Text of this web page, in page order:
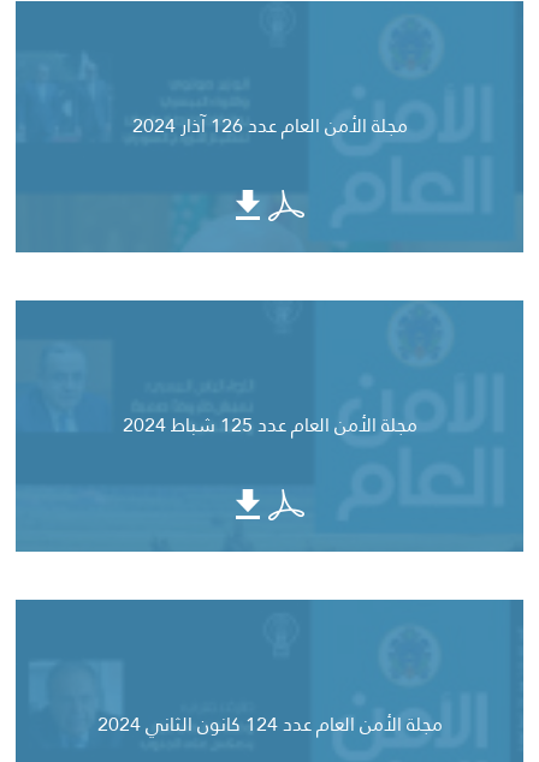
مجلة الأمن العام عدد 126 آذار 2024
مجلة الأمن العام عدد 125 شباط 2024
مجلة الأمن العام عدد 124 كانون الثاني 2024